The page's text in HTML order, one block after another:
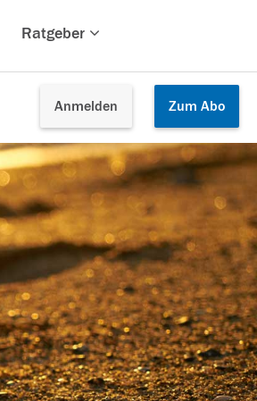
Ratgeber
Anmelden Zum Abo